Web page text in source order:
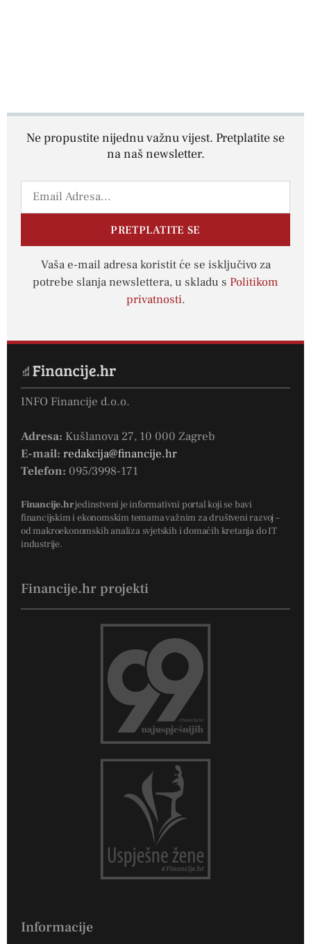
Ne propustite nijednu važnu vijest. Pretplatite se
na naš newsletter.
PRETPLATITE SE
Vaša e-mail adresa koristit će se isključivo za
potrebe slanja newslettera, u skladu s Politikom
privatnosti.
INFO Financije d.o.o.
Adresa: Kušlanova 27, 10 000 Zagreb
E-mail: redakcija@financije.hr
Telefon: 095/3998-171
Financije.hrjedinstveni je informativni portal koji se bavi
financijskim i ekonomskim temama važnim za društveni razvoj –
od makroekonomskih analiza svjetskih i domaćih kretanja do IT
industrije.
Financije.hr projekti
Informacije